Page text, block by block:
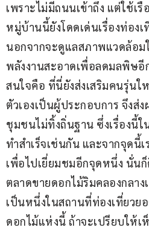
เพราะไม่มีถนนเข้าถึง แต่ใช้เ
หมู่บ้านนี้ยังโดดเด่นเรื่องท่องเ
นอกจากจะดูแลสภาพแวดล้อ
พลังงานสะอาดเพื่อลดมลพิษอี
สนใจคือ ที่นี่ยังส่งเสริมคนรุ่นใ
ตัวเองเป็นผู้ประกอบการ จึงส่
ชุมชนไม่ทิ้งถิ่นฐาน ซึ่งเรื่องนี้
ทำสำเร็จเช่นกัน และจากจุดนี้เ
เพื่อไปเยี่ยมชมอีกจุดหนึ่ง นั่น
ตลาดขายดอกไม้ริมคลองกลาง
เป็นหนึ่งในสถานที่ท่องเที่ยวย
ดอกไม้แห่งนี้ ถ้าจะเปรียบให้